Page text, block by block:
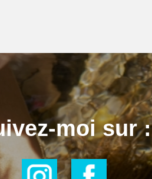
moi sur :